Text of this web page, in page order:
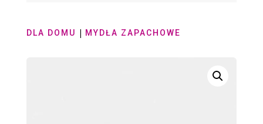
DLA DOMU | MYDŁA ZAPACHOWE